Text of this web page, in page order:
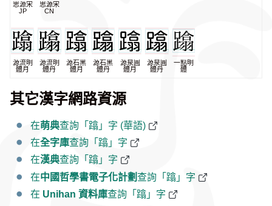
思源宋
JP
思源宋
CN
源流明
體月
源流明
體丹
源石黑
體月
源石黑
體丹
源泉圓
體月
源泉圓
體丹
一點明
體
其它漢字網路資源
在萌典查詢「蹹」字 (華語)
在全字庫查詢「蹹」字
在漢典查詢「蹹」字
在中國哲學書電子化計劃查詢「蹹」字
在 Unihan 資料庫查詢「蹹」字